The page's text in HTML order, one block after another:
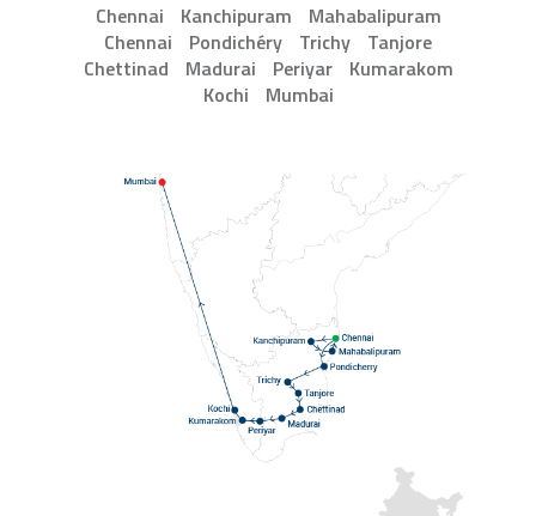
Chennai Kanchipuram
Mahabalipuram
Chennai
Pondichéry Trichy
Tanjore
Chettinad
Madurai Periyar
Kumarakom
Kochi
Mumbai